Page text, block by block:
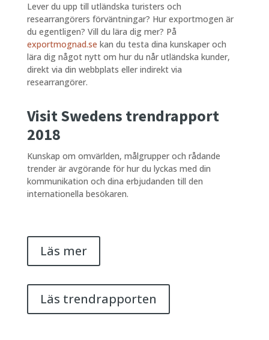
Lever du upp till utländska turisters och
researrangörers förväntningar? Hur exportmogen är
du egentligen? Vill du lära dig mer? På
exportmognad.se kan du testa dina kunskaper och
lära dig något nytt om hur du når utländska kunder,
direkt via din webbplats eller indirekt via
researrangörer.
Visit Swedens trendrapport
2018
Kunskap om omvärlden, målgrupper och rådande
trender är avgörande för hur du lyckas med din
kommunikation och dina erbjudanden till den
internationella besökaren.
Läs mer
Läs trendrapporten